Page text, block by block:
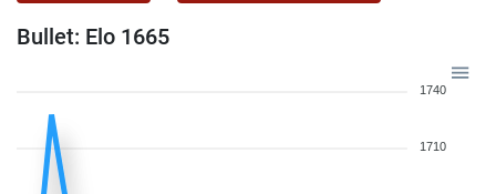
Bullet: Elo 1665
1740
1710